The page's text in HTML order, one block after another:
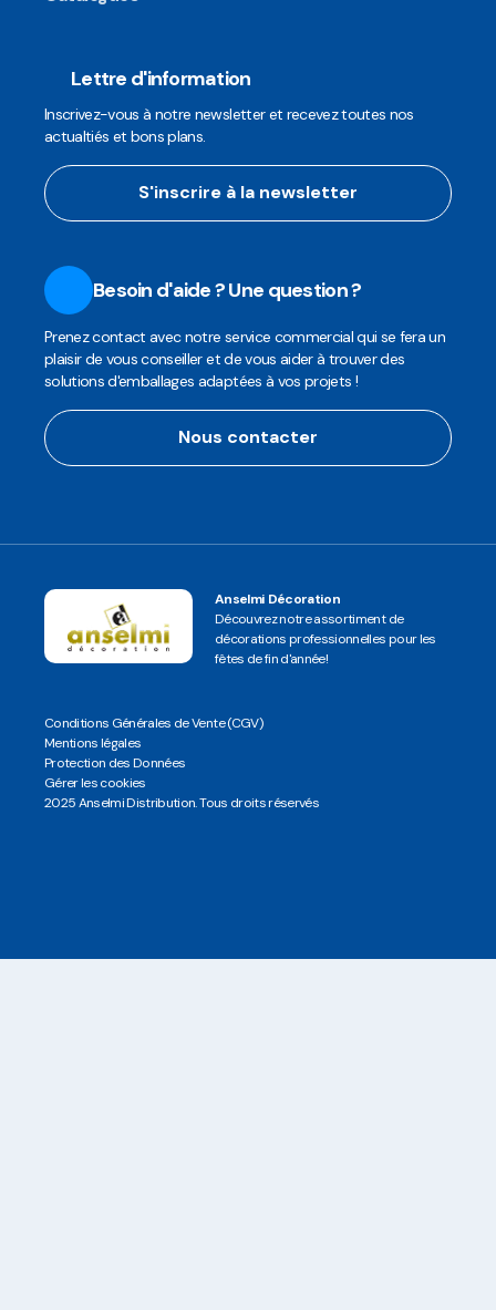
Lettre d'information
Inscrivez-vous à notre newsletter et recevez toutes nos
actualtiés et bons plans.
S'inscrire à la newsletter
Besoin d'aide ? Une question ?
Prenez contact avec notre service commercial qui se fera un
plaisir de vous conseiller et de vous aider à trouver des
solutions d'emballages adaptées à vos projets !
Nous contacter
Anselmi Décoration
Découvrez notre assortiment de
décorations professionnelles pour les
fêtes de fin d'année!
Conditions Générales de Vente (CGV)
Mentions légales
Protection des Données
Gérer les cookies
2025 Anselmi Distribution. Tous droits réservés